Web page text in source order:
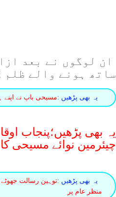
ساتھ ہونے والے ظلم
یہ بھی پڑھیں :مسیحی باپ نے اپنے
یہ بھی پڑھیں؛پنجاب
چیئرمین نوائے مسیحی
یہ بھی پڑھیں :توہین رسالت
منظر عام پر